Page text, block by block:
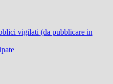
vigilati (da pubblicare in